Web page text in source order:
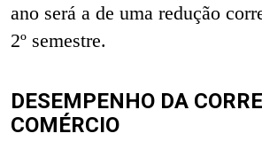
ano será a de uma redução
2º semestre.
DESEMPENHO DA
COMÉRCIO